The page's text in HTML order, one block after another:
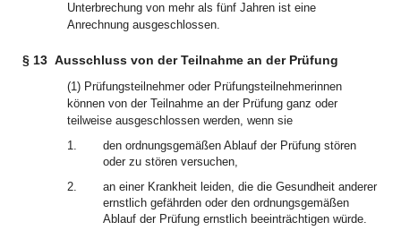
Unterbrechung von mehr als fünf Jahren ist eine
Anrechnung ausgeschlossen.
§ 13 Ausschluss von der Teilnahme an der Prüfung
(1) Prüfungsteilnehmer oder Prüfungsteilnehmerinnen
können von der Teilnahme an der Prüfung ganz oder
teilweise ausgeschlossen werden, wenn sie
1.
den ordnungsgemäßen Ablauf der Prüfung stören
oder zu stören versuchen,
2.
an einer Krankheit leiden, die die Gesundheit anderer
ernstlich gefährden oder den ordnungsgemäßen
Ablauf der Prüfung ernstlich beeinträchtigen würde.